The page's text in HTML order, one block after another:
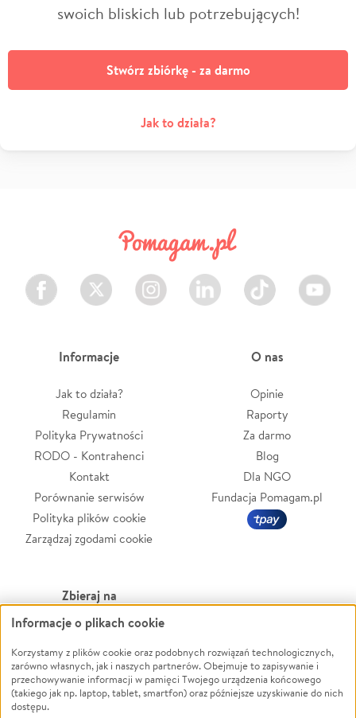
swoich bliskich lub potrzebujących!
Stwórz zbiórkę - za darmo
Jak to działa?
Facebook Twitter Instagram LinkedIn TikTok Youtube
Informacje
Jak to działa?
Regulamin
Polityka Prywatności
RODO - Kontrahenci
Kontakt
Porównanie serwisów
Polityka plików cookie
Zarządzaj zgodami cookie
O nas
Opinie
Raporty
Za darmo
Blog
Dla NGO
Fundacja Pomagam.pl
Zbieraj na
Leczenie
Zwierzęta
Pożar
Ukraina
Powódź
Wichura
NGO
Informacje o plikach cookie
Korzystamy z plików cookie oraz podobnych rozwiązań technologicznych,
zarówno własnych, jak i naszych partnerów. Obejmuje to zapisywanie i
przechowywanie informacji w pamięci Twojego urządzenia końcowego
(takiego jak np. laptop, tablet, smartfon) oraz późniejsze uzyskiwanie do nich
dostępu.